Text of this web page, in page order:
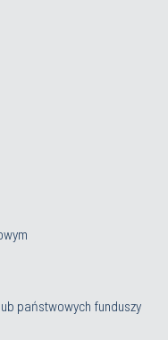
państwowych funduszy